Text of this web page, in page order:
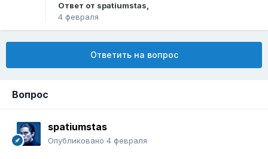
Ответ от spatiumstas,
4 февраля
Ответить на вопрос
Вопрос
spatiumstas
Опубликовано 4 февраля